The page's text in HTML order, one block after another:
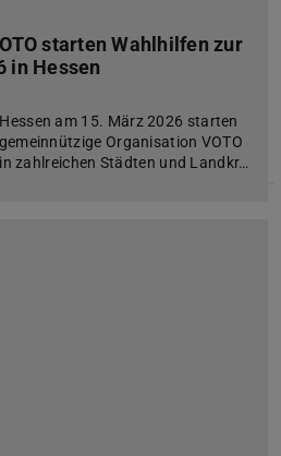
starten Wahlhilfen zur
in Hessen
am 15. März 2026 starten
Organisation VOTO
zahlreichen Städten und Landkr…